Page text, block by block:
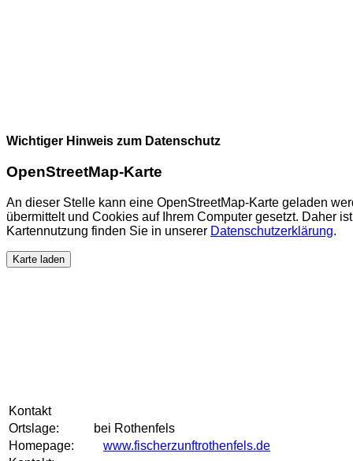
Wichtiger Hinweis zum Datenschutz
OpenStreetMap-Karte
An dieser Stelle kann eine OpenStreetMap-Karte geladen
übermittelt und Cookies auf Ihrem Computer gesetzt. Daher
Kartennutzung finden Sie in unserer Datenschutzerklärung.
Karte laden
Kontakt
Ortslage:
bei Rothenfels
Homepage:
www.fischerzunftrothenfels.de